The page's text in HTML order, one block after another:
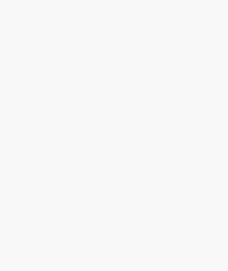
với làn sóng Covid
thể Delta có tốc
chống Covid-19
kế hoạch mở cửa
và rất nhiều nước
đang chạy đua với